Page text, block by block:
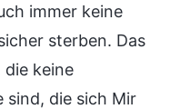
immer keine
sterben. Das
die keine
sind, die sich Mir